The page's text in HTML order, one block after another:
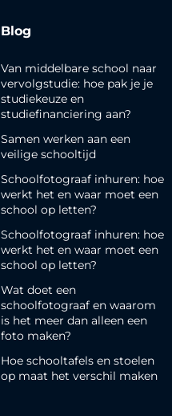
Blog
Van middelbare school naar
vervolgstudie: hoe pak je je
studiekeuze en
studiefinanciering aan?
Samen werken aan een
veilige schooltijd
Schoolfotograaf inhuren: hoe
werkt het en waar moet een
school op letten?
Schoolfotograaf inhuren: hoe
werkt het en waar moet een
school op letten?
Wat doet een
schoolfotograaf en waarom
is het meer dan alleen een
foto maken?
Hoe schooltafels en stoelen
op maat het verschil maken